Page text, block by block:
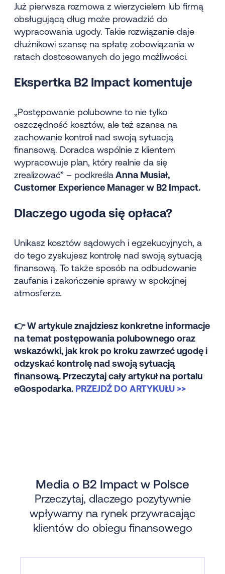
Już pierwsza rozmowa z wierzycielem lub firmą
obsługującą dług może prowadzić do
wypracowania ugody. Takie rozwiązanie daje
dłużnikowi szansę na spłatę zobowiązania w
ratach dostosowanych do jego możliwości.
Ekspertka B2 Impact komentuje
„Postępowanie polubowne to nie tylko
oszczędność kosztów, ale też szansa na
zachowanie kontroli nad swoją sytuacją
finansową. Doradca wspólnie z klientem
wypracowuje plan, który realnie da się
zrealizować” – podkreślaAnna Musiał,
Customer Experience Manager w B2 Impact.
Dlaczego ugoda się opłaca?
Unikasz kosztów sądowych i egzekucyjnych, a
do tego zyskujesz kontrolę nad swoją sytuacją
finansową. To także sposób na odbudowanie
zaufania i zakończenie sprawy w spokojnej
atmosferze.
👉 W artykule znajdziesz konkretne informacje
na temat postępowania polubownego oraz
wskazówki, jak krok po kroku zawrzeć ugodę i
odzyskać kontrolę nad swoją sytuacją
finansową. Przeczytaj cały artykuł na portalu
eGospodarka. PRZEJDŹ DO ARTYKUŁU >>
Media o B2 Impact w Polsce
Przeczytaj, dlaczego pozytywnie
wpływamy na rynek przywracając
klientów do obiegu finansowego